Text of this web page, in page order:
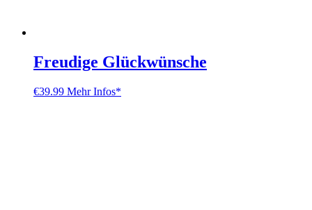
Freudige Glückwünsche
€39.99 Mehr Infos*